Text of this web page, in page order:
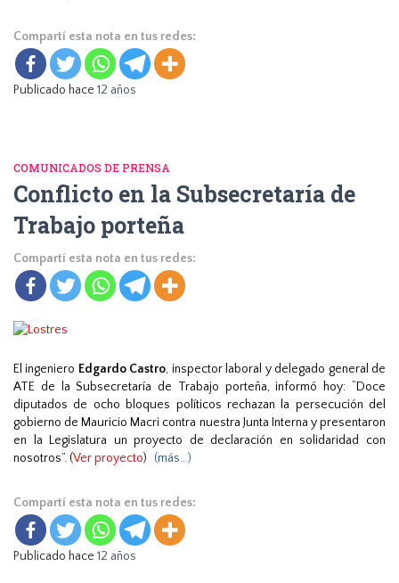
Compartí esta nota en tus redes:
Publicado hace 12 años
COMUNICADOS DE PRENSA
Conflicto en la Subsecretaría de
Trabajo porteña
Compartí esta nota en tus redes:
El ingeniero Edgardo Castro, inspector laboral y delegado general de
ATE de la Subsecretaría de Trabajo porteña, informó hoy: “Doce
diputados de ocho bloques políticos rechazan la persecución del
gobierno de Mauricio Macri contra nuestra Junta Interna y presentaron
en la Legislatura un proyecto de declaración en solidaridad con
nosotros”. (Ver proyecto) (más…)
Compartí esta nota en tus redes:
Publicado hace 12 años